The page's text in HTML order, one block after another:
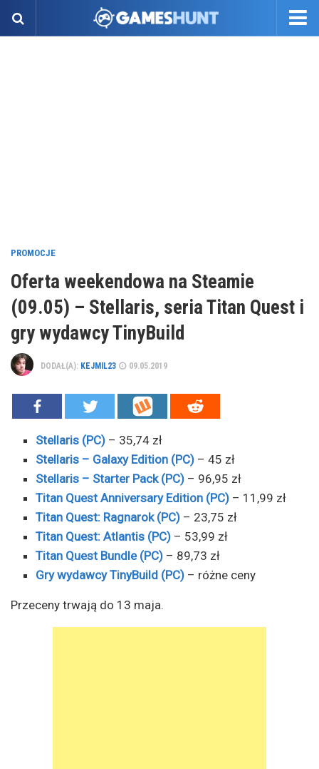
PROMOCJE
Oferta weekendowa na Steamie
(09.05) – Stellaris, seria Titan Quest i
gry wydawcy TinyBuild
DODAŁ(A): KEJMIL23 09.05.2019
Stellaris (PC) – 35,74 zł
Stellaris – Galaxy Edition (PC) – 45 zł
Stellaris – Starter Pack (PC) – 96,95 zł
Titan Quest Anniversary Edition (PC) – 11,99 zł
Titan Quest: Ragnarok (PC) – 23,75 zł
Titan Quest: Atlantis (PC) – 53,99 zł
Titan Quest Bundle (PC) – 89,73 zł
Gry wydawcy TinyBuild (PC) – różne ceny
Przeceny trwają do 13 maja.